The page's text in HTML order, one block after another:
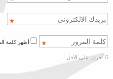
6 أحرف على الأقل